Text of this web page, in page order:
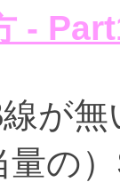
-
が
量の